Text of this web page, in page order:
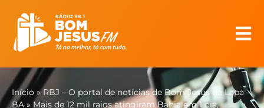
Início »RBJ – O portal de notícias de Bom Jesus da Lapa –
BA » Mais de 12 mil raios atingiram Bahia em 1 dia,